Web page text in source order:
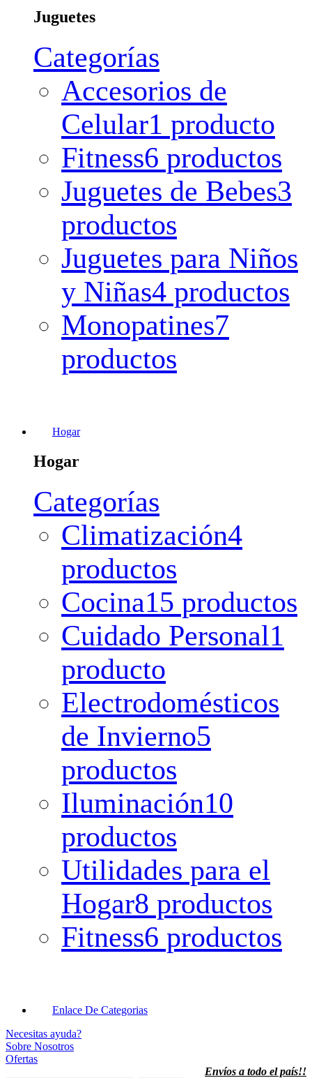
Juguetes
Categorías
Accesorios de
Celular1 producto
Fitness6 productos
Juguetes de Bebes3
productos
Juguetes para Niños
y Niñas4 productos
Monopatines7
productos
Hogar
Hogar
Categorías
Climatización4
productos
Cocina15 productos
Cuidado Personal1
producto
Electrodomésticos
de Invierno5
productos
Iluminación10
productos
Utilidades para el
Hogar8 productos
Fitness6 productos
Enlace De Categorias
Necesitas ayuda?
Sobre Nosotros
Ofertas
Envíos a todo el país!!